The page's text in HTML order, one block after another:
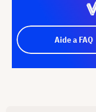
Aide a FAQ